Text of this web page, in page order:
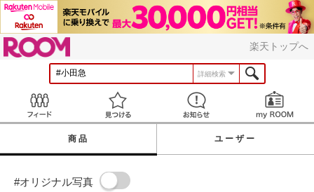
楽天トップへ
詳細検索
見つける お知らせ
商品 ユーザー
#オリジナル写真